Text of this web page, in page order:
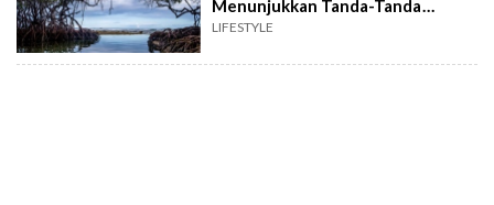
Menunjukkan Tanda-Tanda
Pemulihan
LIFESTYLE